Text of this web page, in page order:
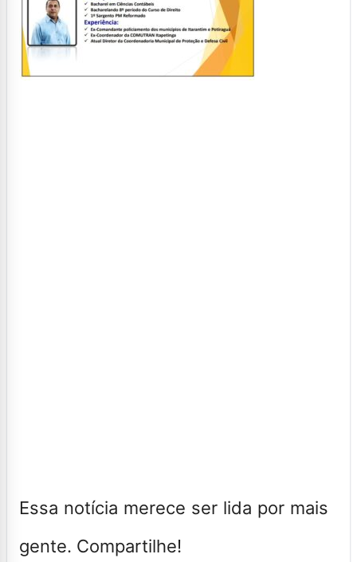
Essa notícia merece ser lida por mais
gente. Compartilhe!